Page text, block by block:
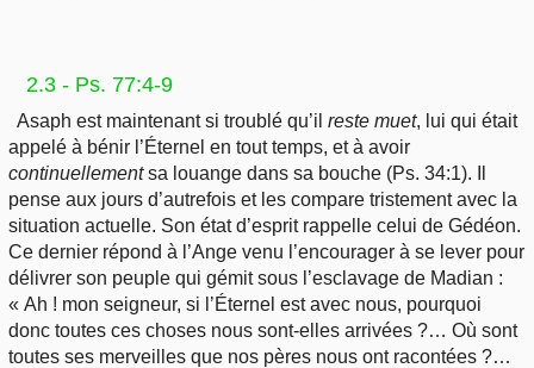
2.3 - Ps. 77:4-9
Asaph est maintenant si troublé qu’ilreste muet, lui qui était
appelé à bénir l’Éternel en tout temps, et à avoir
continuellementsa louange dans sa bouche (Ps. 34:1). Il
pense aux jours d’autrefois et les compare tristement avec la
situation actuelle. Son état d’esprit rappelle celui de Gédéon.
Ce dernier répond à l’Ange venu l’encourager à se lever pour
délivrer son peuple qui gémit sous l’esclavage de Madian :
« Ah ! mon seigneur, si l’Éternel est avec nous, pourquoi
donc toutes ces choses nous sont-elles arrivées ?… Où sont
toutes ses merveilles que nos pères nous ont racontées ?…